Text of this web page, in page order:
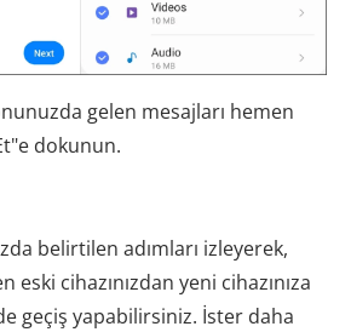
gelen mesajları hemen
dokunun.
belirtilen adımları izleyerek,
cihazınızdan yeni cihazınıza
geçiş yapabilirsiniz. İster daha